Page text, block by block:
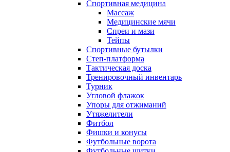
Спортивная медицина
Массаж
Медицинские мячи
Спреи и мази
Тейпы
Спортивные бутылки
Степ-платформа
Тактическая доска
Тренировочный инвентарь
Турник
Угловой флажок
Упоры для отжиманий
Утяжелители
Фитбол
Фишки и конусы
Футбольные ворота